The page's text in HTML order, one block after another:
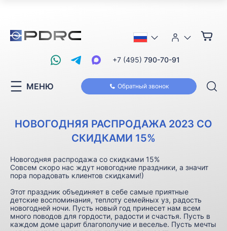
Обратный звонок
+7 (495) 790-70-91
МЕНЮ
НОВОГОДНЯЯ РАСПРОДАЖА 2023 СО
СКИДКАМИ 15%
Новогодняя распродажа со скидками 15%
Совсем скоро нас ждут новогодние праздники, а значит
пора порадовать клиентов скидками!)
Этот праздник объединяет в себе самые приятные
детские воспоминания, теплоту семейных уз, радость
новогодней ночи. Пусть новый год принесет нам всем
много поводов для гордости, радости и счастья. Пусть в
каждом доме царит благополучие и веселье. Пусть мечты